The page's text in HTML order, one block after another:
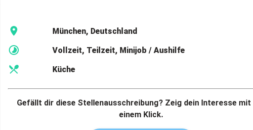
München, Deutschland
Vollzeit, Teilzeit, Minijob / Aushilfe
Küche
Gefällt dir diese Stellenausschreibung? Zeig dein Interesse mit
einem Klick.